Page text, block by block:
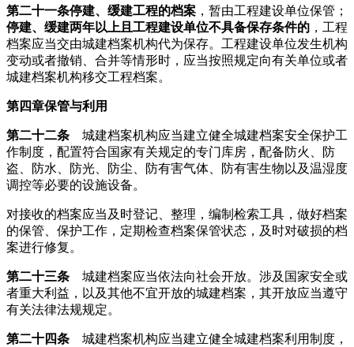
第二十一条停建、缓建工程的档案 ，暂由工程建设单位保管；
停建、缓建两年以上且工程建设单位不具备保存条件的 ，工程
档案应当交由城建档案机构代为保存。工程建设单位发生机构
变动或者撤销、合并等情形时，应当按照规定向有关单位或者
城建档案机构移交工程档案。
第四章保管与利用
第二十二条 城建档案机构应当建立健全城建档案安全保护工
作制度，配置符合国家有关规定的专门库房，配备防火、防
盗、防水、防光、防尘、防有害气体、防有害生物以及温湿度
调控等必要的设施设备。
对接收的档案应当及时登记、整理，编制检索工具，做好档案
的保管、保护工作，定期检查档案保管状态，及时对破损的档
案进行修复。
第二十三条 城建档案应当依法向社会开放。涉及国家安全或
者重大利益，以及其他不宜开放的城建档案，其开放应当遵守
有关法律法规规定。
第二十四条 城建档案机构应当建立健全城建档案利用制度，